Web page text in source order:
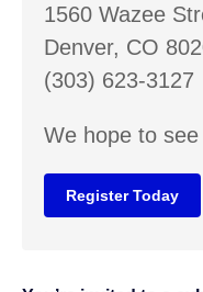
1560 Wazee
Denver, CO
(303) 623-3127
We hope to
Register Today